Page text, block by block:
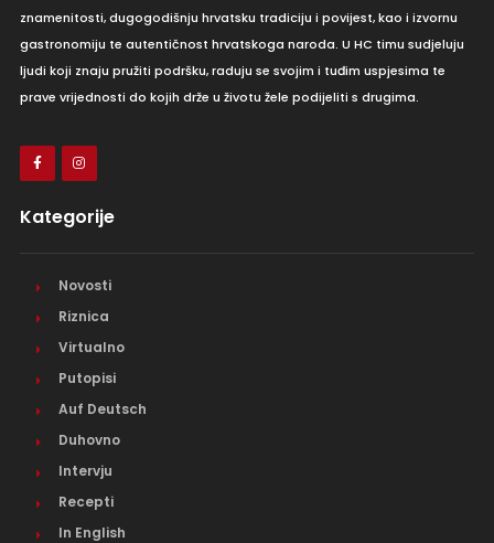
znamenitosti, dugogodišnju hrvatsku tradiciju i povijest, kao i izvornu
gastronomiju te autentičnost hrvatskoga naroda. U HC timu sudjeluju
ljudi koji znaju pružiti podršku, raduju se svojim i tuđim uspjesima te
prave vrijednosti do kojih drže u životu žele podijeliti s drugima.
Kategorije
Novosti
Riznica
Virtualno
Putopisi
Auf Deutsch
Duhovno
Intervju
Recepti
In English